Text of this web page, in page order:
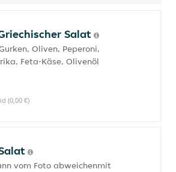
Salat
Oliven, Peperoni,
Feta-Käse, Olivenöl
(0,00 €)
vom Foto abweichenmit